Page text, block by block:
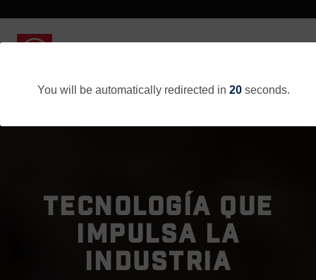
You will be automatically redirected in 20seconds.
TECNOLOGÍA QUE
IMPULSA LA
INDUSTRIA